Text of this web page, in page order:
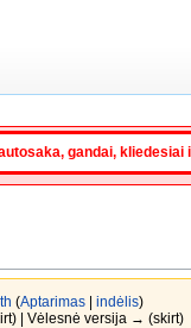
gandai,
(Aptarimas| indėlis)
| Vėlesnė versija → (skirt)